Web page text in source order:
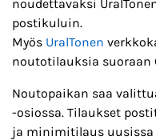
noudettavaksi
postikuluin.
Myös UralTonen
noutotilauksia
Noutopaikan saa
-osiossa. Tilaukset
ja minimitilaus